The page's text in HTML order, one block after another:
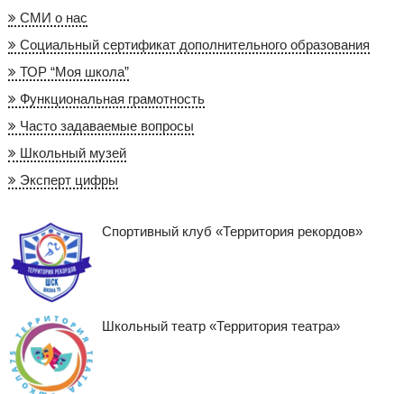
СМИ о нас
Социальный сертификат дополнительного образования
ТОР “Моя школа”
Функциональная грамотность
Часто задаваемые вопросы
Школьный музей
Эксперт цифры
Спортивный клуб «Территория рекордов»
Школьный театр «Территория театра»